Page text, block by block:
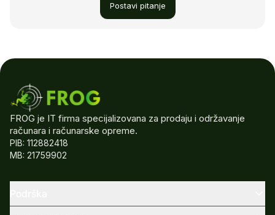
Postavi pitanje
FROG je IT firma specijalizovana za prodaju i održavanje
računara i računarske opreme.
PIB: 112882418
MB: 21759902